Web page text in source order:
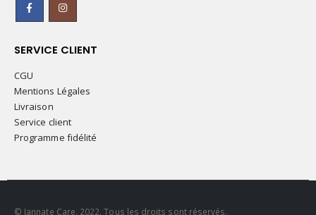
SERVICE CLIENT
CGU
Mentions Légales
Livraison
Service client
Programme fidélité
© Jannate Care. 2022. Tous les droits sont réservés.